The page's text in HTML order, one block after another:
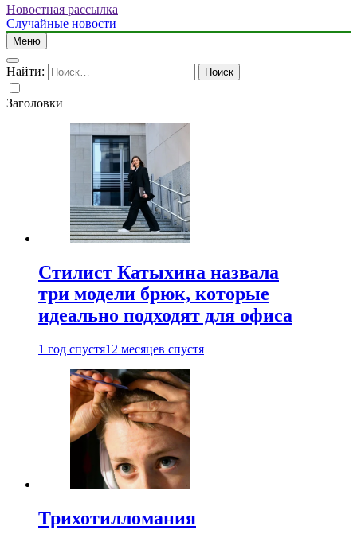
Новостная рассылка
Случайные новости
Меню
Найти:
Заголовки
Стилист Катыхина назвала
три модели брюк, которые
идеально подходят для офиса
1 год спустя12 месяцев спустя
Трихотилломания